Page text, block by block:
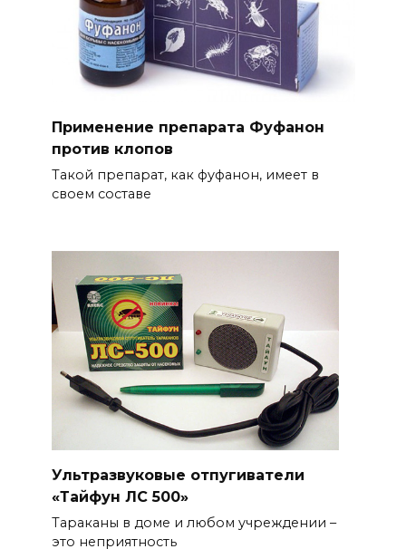
Применение препарата Фуфанон
против клопов
Такой препарат, как фуфанон, имеет в
своем составе
Ультразвуковые отпугиватели
«Тайфун ЛС 500»
Тараканы в доме и любом учреждении –
это неприятность